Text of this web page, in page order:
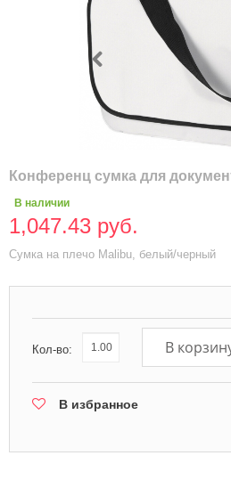
Конференц сумка для
В наличии
1,047.43 руб.
Сумка на плечо Malibu, белый/черный
Кол-во: В
В избранное